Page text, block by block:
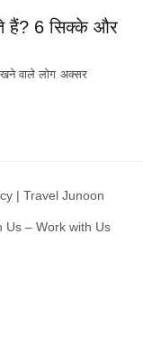
हैं? 6 सिक्के और
वाले लोग अक्सर
| Travel Junoon
Us – Work with Us